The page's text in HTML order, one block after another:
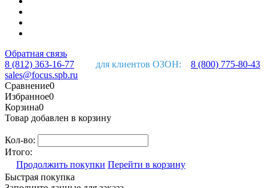
Обратная связь
8 (812) 363-16-77
для клиентов ОЗОН: 8 (800) 775-80-43
sales@focus.spb.ru
Сравнение0
Избранное0
Корзина0
Товар добавлен в корзину
Кол-во:
Итого:
Продолжить покупки Перейти в корзину
Быстрая покупка